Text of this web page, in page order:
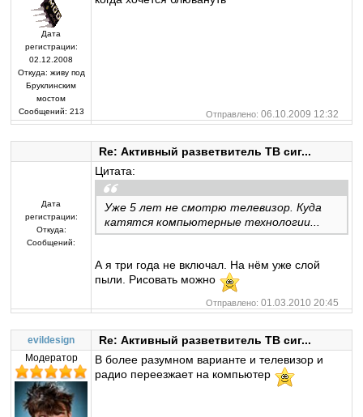
Дата
регистрации:
02.12.2008
Откуда: живу под
Бруклинским
мостом
Сообщений: 213 Отправлено: 06.10.2009 12:32
Re: Активный разветвитель ТВ сиг...
Дата
регистрации:
Откуда:
Сообщений:
Цитата:
Уже 5 лет не смотрю телевизор. Куда
катятся компьютерные технологии...
А я три года не включал. На нём уже слой
пыли. Рисовать можно
Отправлено: 01.03.2010 20:45
evildesign Re: Активный разветвитель ТВ сиг...
Модератор
В более разумном варианте и телевизор и
радио переезжает на компьютер